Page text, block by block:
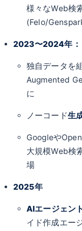
様々なWeb検
(Felo/
2023〜2024年：
独自データを
Augmented
に
ノーコード生
Googleや
大規模Web検
場
2025年
AIエージェント
イド作成エー